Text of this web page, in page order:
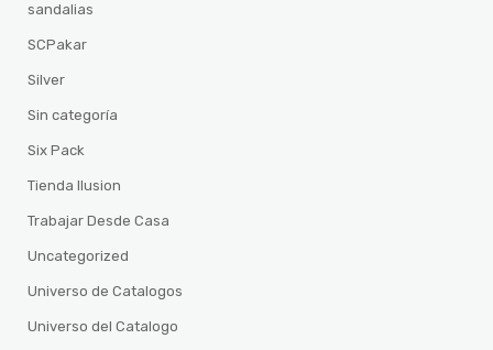
sandalias
SCPakar
Silver
Sin categoría
Six Pack
Tienda Ilusion
Trabajar Desde Casa
Uncategorized
Universo de Catalogos
Universo del Catalogo